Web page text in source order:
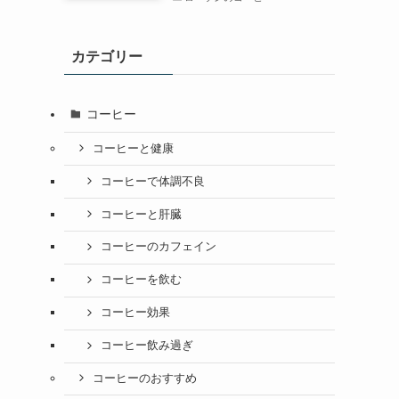
カテゴリー
コーヒー
コーヒーと健康
コーヒーで体調不良
コーヒーと肝臓
コーヒーのカフェイン
コーヒーを飲む
コーヒー効果
コーヒー飲み過ぎ
コーヒーのおすすめ